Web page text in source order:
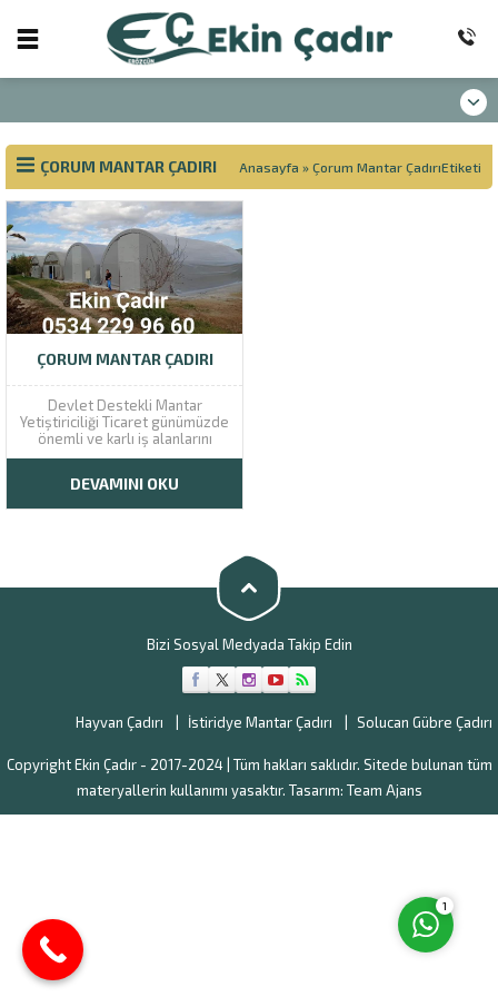
ÇORUM MANTAR ÇADIRI Anasayfa » Çorum Mantar ÇadırıEtiketi
ÇORUM MANTAR ÇADIRI
Devlet Destekli Mantar
Yetiştiriciliği Ticaret günümüzde
önemli ve karlı iş alanlarını
oluşturmaktadır. Kendi ticari
satışa sunmak için sizleri
destekliyoruz. Yeni ticari
yardımcı olan...
DEVAMINI OKU
Bizi Sosyal Medyada Takip Edin
Hayvan Çadırı İstiridye Mantar Çadırı Solucan Gübre Çadırı
Copyright Ekin Çadır - 2017-2024 | Tüm hakları saklıdır. Sitede bulunan tüm
materyallerin kullanımı yasaktır. Tasarım: Team Ajans
Müşteri Temsilcisi
1